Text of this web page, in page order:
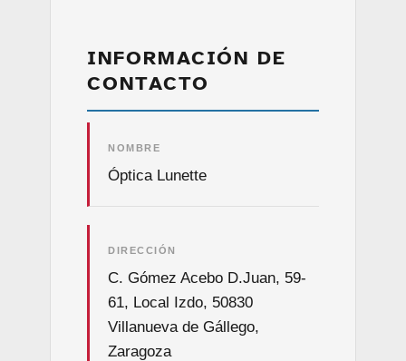
INFORMACIÓN DE
CONTACTO
NOMBRE
Óptica Lunette
DIRECCIÓN
C. Gómez Acebo D.Juan, 59-
61, Local Izdo, 50830
Villanueva de Gállego,
Zaragoza